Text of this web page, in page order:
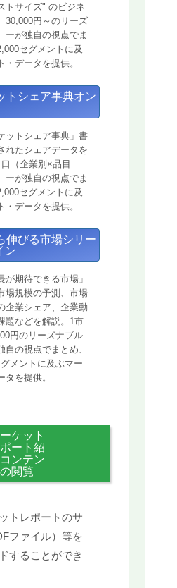
トサイズ" のビジネ
30,000円～のリーズ
ーが独自の視点でま
セグメントに及
・データを提供。
トシェア事典オン
ットシェア事典」書
れたシェアデータを
（企業別×品目
ーが独自の視点でま
セグメントに及
・データを提供。
伸びる市場シリー
ン
が期待できる市場」
場規模の予測、市場
企業シェア、企業動
題などを解説。1市
円のリーズナブル
自の視点でまとめ、
メントに及ぶマー
タを提供。
ケット
ート紹
ンテン
閲覧
トレポートのサ
ファイル）等を
することができ